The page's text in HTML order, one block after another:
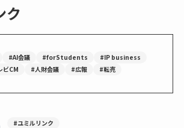
ク
#AI会議 #forStudents
#IP business
ビCM
#人財会議 #広報 #転売
#ユミルリンク